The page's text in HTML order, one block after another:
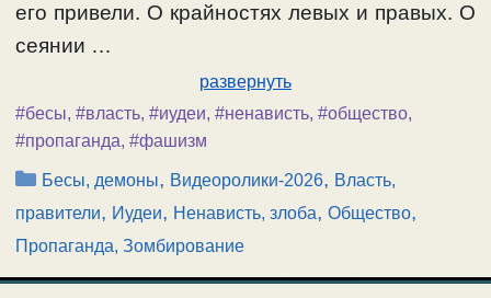
его привели. О крайностях левых и правых. О
сеянии …
развернуть
#бесы, #власть, #иудеи, #ненависть, #общество,
#пропаганда, #фашизм
Рубрики
Бесы, демоны, Видеоролики-2026, Власть,
правители, Иудеи, Ненависть, злоба, Общество,
Пропаганда, Зомбирование